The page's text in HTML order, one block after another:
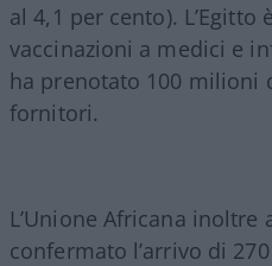
al 4,1 per cento). L’Egitto
vaccinazioni a medici e
ha prenotato 100 milioni
fornitori.
L’Unione Africana inoltre
confermato l’arrivo di